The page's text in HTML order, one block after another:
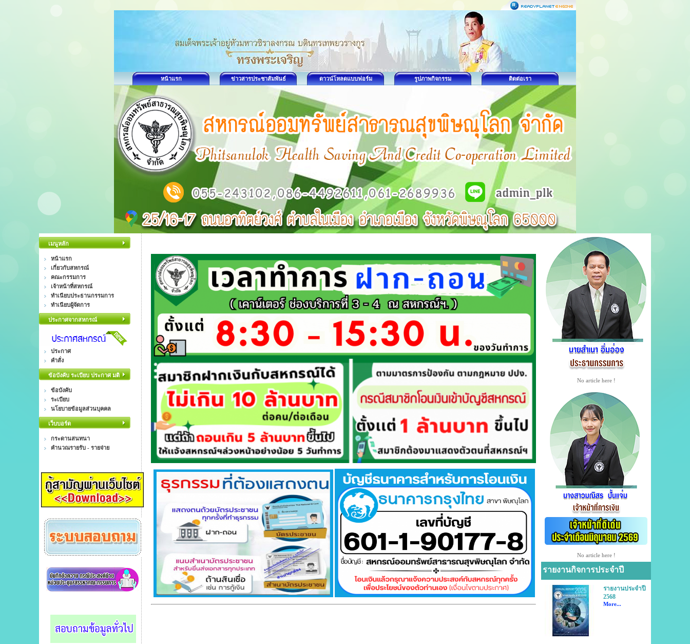
หน้าแรก ข่าวสารประชาสัมพันธ์ ดาวน์โหลดแบบฟอร์ม รูปภาพกิจกรรม ติดต่อเรา
เมนูหลัก
หน้าแรก
เกี่ยวกับสหกรณ์
คณะกรรมการ
เจ้าหน้าที่สหกรณ์
ทำเนียบประธานกรรมการ
ทำเนียบผู้จัดการ
ประกาศจากสหกรณ์
ประกาศ
คำสั่ง
ข้อบังคับ ระเบียบ ประกาศ มติ
ข้อบังคับ
ระเบียบ
นโยบายข้อมูลส่วนบุคคล
เว็บบอร์ด
กระดานสนทนา
คำนวณรายรับ - รายจ่าย
No article here !
No article here !
รายงานกิจการประจำปี
รายงานประจำปี
2568
More...